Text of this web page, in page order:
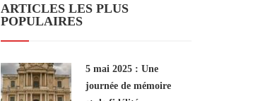
ARTICLES LES PLUS
POPULAIRES
5 mai 2025 : Une
journée de mémoire